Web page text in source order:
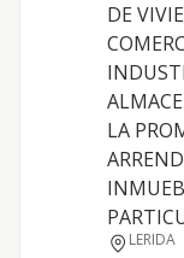
DE
LA
LERIDA